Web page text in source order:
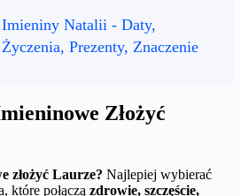
Imieniny Natalii - Daty,
Życzenia, Prezenty, Znaczenie
Złożyć
złożyć Laurze? Najlepiej wybierać
które połączą zdrowie, szczęście,